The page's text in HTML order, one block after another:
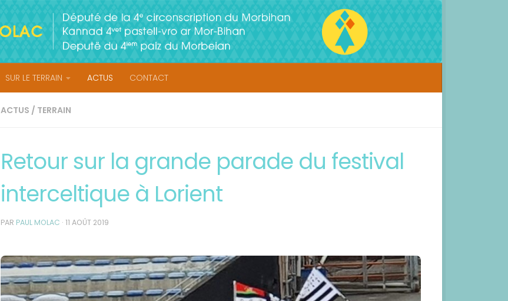
SUR LE TERRAIN ACTUS CONTACT
ACTUS / TERRAIN
Retour sur la grande parade du festival
interceltique à Lorient
PAR PAUL MOLAC · 11 AOÛT 2019